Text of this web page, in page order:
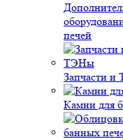
печей
Запчасти
Камни для